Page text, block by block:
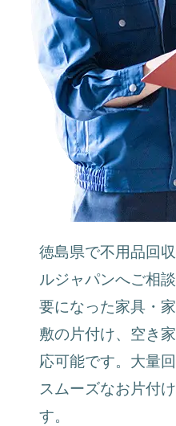
徳島県で不用品回
ルジャパンへご相
要になった家具・
敷の片付け、空き
応可能です。大量
スムーズなお片付
す。